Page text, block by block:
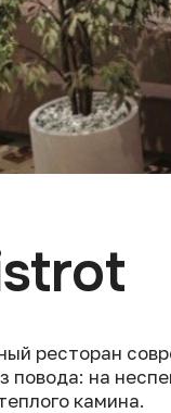
ресторан
повода: на
камина.